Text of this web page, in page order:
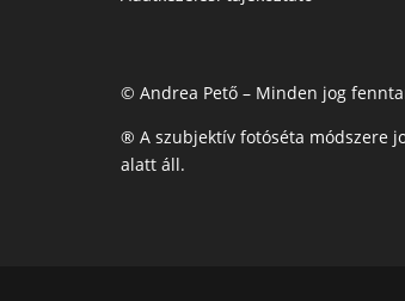
© Andrea Pető – Minden jog
® A szubjektív fotóséta módszere
alatt áll.